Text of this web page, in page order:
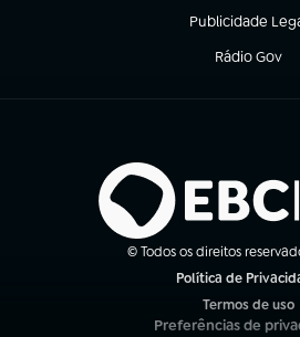
Publicidade
(abre em nova
Rádio Gov
(abre em
© Todos os direitos
Política de
Termos de uso
(abre em nova
Preferências de